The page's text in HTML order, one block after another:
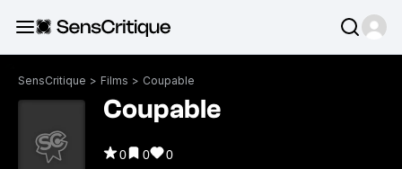
SensCritique > Films > Coupable
Coupable
0 0 0